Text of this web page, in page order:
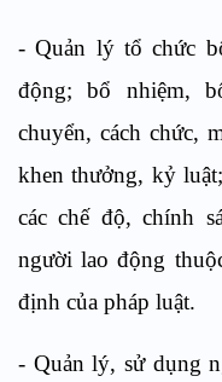
- Quản lý tổ chức
động; bổ nhiệm,
chuyển, cách chức,
khen thưởng, kỷ
các chế độ, chính
người lao động
định của pháp luật.
- Quản lý, sử dụng